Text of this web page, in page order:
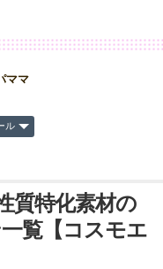
ママ
ル
質特化素材の
覧【コスモエ